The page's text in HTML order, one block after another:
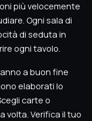
più velocemente
Ogni sala di
di seduta in
ogni tavolo.
a buon fine
elaborati lo
carte o
volta. Verifica il tuo